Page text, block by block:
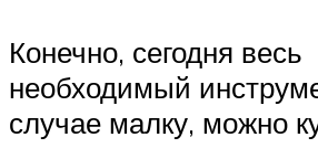
Конечно, сегодня весь
необходимый
случае малку, можно